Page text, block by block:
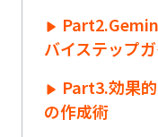
バイステップ
Part3.効果
の作成術